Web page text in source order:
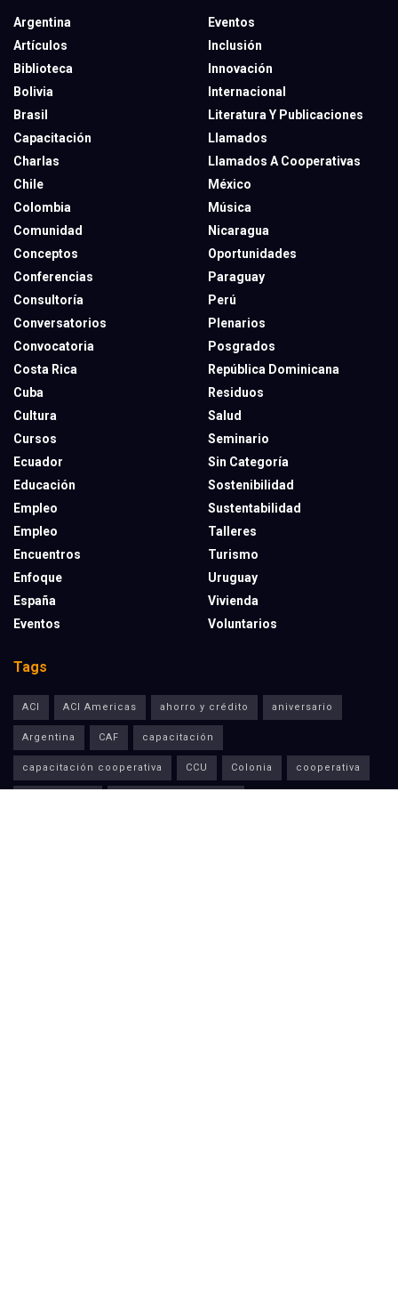
Argentina
Artículos
Biblioteca
Bolivia
Brasil
Capacitación
Charlas
Chile
Colombia
Comunidad
Conceptos
Conferencias
Consultoría
Conversatorios
Convocatoria
Costa Rica
Cuba
Cultura
Cursos
Ecuador
Educación
Empleo
Empleo
Encuentros
Enfoque
España
Eventos
Eventos
Inclusión
Innovación
Internacional
Literatura Y Publicaciones
Llamados
Llamados A Cooperativas
México
Música
Nicaragua
Oportunidades
Paraguay
Perú
Plenarios
Posgrados
República Dominicana
Residuos
Salud
Seminario
Sin Categoría
Sostenibilidad
Sustentabilidad
Talleres
Turismo
Uruguay
Vivienda
Voluntarios
Tags
ACI ACI Americas ahorro y crédito aniversario
Argentina CAF capacitación
capacitación cooperativa CCU Colonia cooperativa